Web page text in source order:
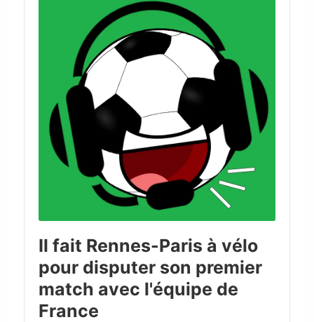
Il fait Rennes-Paris à vélo
pour disputer son premier
match avec l'équipe de
France